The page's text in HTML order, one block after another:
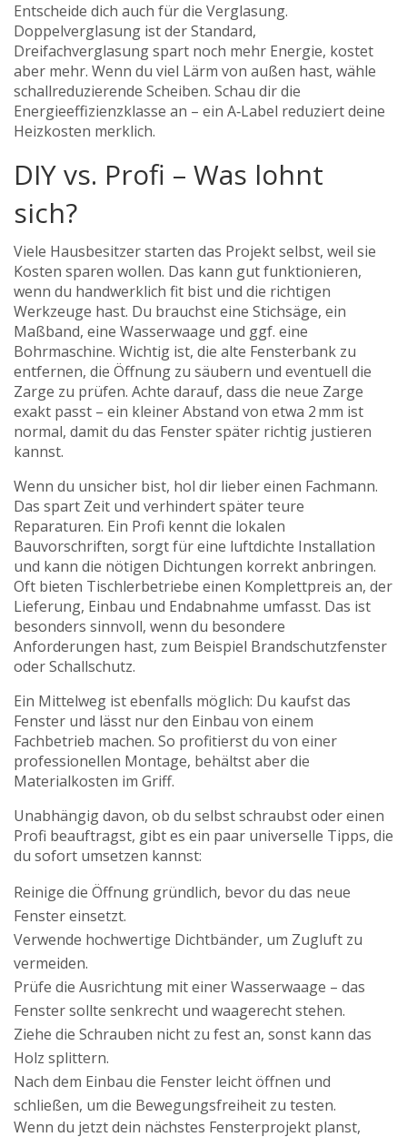
Entscheide dich auch für die Verglasung.
Doppelverglasung ist der Standard,
Dreifachverglasung spart noch mehr Energie, kostet
aber mehr. Wenn du viel Lärm von außen hast, wähle
schallreduzierende Scheiben. Schau dir die
Energieeffizienzklasse an – ein A‑Label reduziert deine
Heizkosten merklich.
DIY vs. Profi – Was lohnt
sich?
Viele Hausbesitzer starten das Projekt selbst, weil sie
Kosten sparen wollen. Das kann gut funktionieren,
wenn du handwerklich fit bist und die richtigen
Werkzeuge hast. Du brauchst eine Stichsäge, ein
Maßband, eine Wasserwaage und ggf. eine
Bohrmaschine. Wichtig ist, die alte Fensterbank zu
entfernen, die Öffnung zu säubern und eventuell die
Zarge zu prüfen. Achte darauf, dass die neue Zarge
exakt passt – ein kleiner Abstand von etwa 2 mm ist
normal, damit du das Fenster später richtig justieren
kannst.
Wenn du unsicher bist, hol dir lieber einen Fachmann.
Das spart Zeit und verhindert später teure
Reparaturen. Ein Profi kennt die lokalen
Bauvorschriften, sorgt für eine luftdichte Installation
und kann die nötigen Dichtungen korrekt anbringen.
Oft bieten Tischlerbetriebe einen Komplettpreis an, der
Lieferung, Einbau und Endabnahme umfasst. Das ist
besonders sinnvoll, wenn du besondere
Anforderungen hast, zum Beispiel Brandschutzfenster
oder Schallschutz.
Ein Mittelweg ist ebenfalls möglich: Du kaufst das
Fenster und lässt nur den Einbau von einem
Fachbetrieb machen. So profitierst du von einer
professionellen Montage, behältst aber die
Materialkosten im Griff.
Unabhängig davon, ob du selbst schraubst oder einen
Profi beauftragst, gibt es ein paar universelle Tipps, die
du sofort umsetzen kannst:
Reinige die Öffnung gründlich, bevor du das neue
Fenster einsetzt.
Verwende hochwertige Dichtbänder, um Zugluft zu
vermeiden.
Prüfe die Ausrichtung mit einer Wasserwaage – das
Fenster sollte senkrecht und waagerecht stehen.
Ziehe die Schrauben nicht zu fest an, sonst kann das
Holz splittern.
Nach dem Einbau die Fenster leicht öffnen und
schließen, um die Bewegungsfreiheit zu testen.
Wenn du jetzt dein nächstes Fensterprojekt planst,